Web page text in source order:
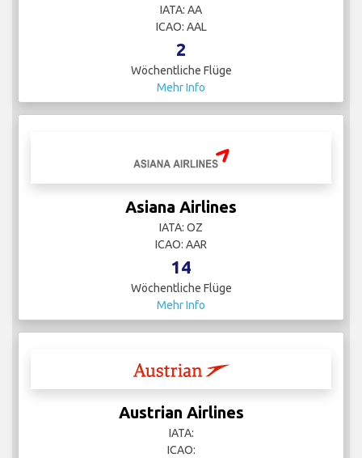
IATA: AA
ICAO: AAL
2
Wöchentliche Flüge
Mehr Info
Asiana Airlines
IATA: OZ
ICAO: AAR
14
Wöchentliche Flüge
Mehr Info
Austrian Airlines
IATA:
ICAO: